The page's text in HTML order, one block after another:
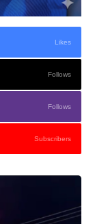
Likes
Follows
Follows
Subscribers